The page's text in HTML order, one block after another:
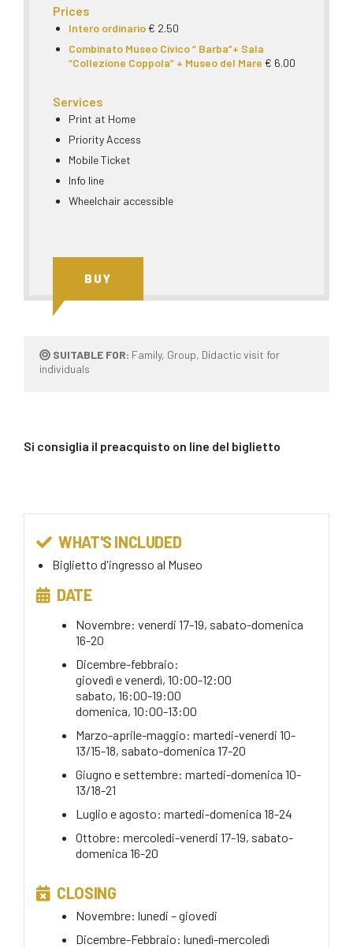
Prices
Intero ordinario€ 2.50
Combinato Museo Civico “ Barba”+ Sala
“Collezione Coppola” + Museo del Mare € 6.00
Services
Print at Home
Priority Access
Mobile Ticket
Info line
Wheelchair accessible
BUY
SUITABLE FOR:
individuals
Si consiglia il preacquisto on line del biglietto
WHAT'S INCLUDED
Biglietto d'ingresso al Museo
DATE
Novembre: venerdi 17-19, sabato-domenica
16-20
Dicembre-febbraio:
giovedì e venerdì, 10:00-12:00
sabato, 16:00-19:00
domenica, 10:00-13:00
Marzo-aprile-maggio: martedi-venerdi 10-
13/15-18, sabato-domenica 17-20
Giugno e settembre: martedi-domenica 10-
13/18-21
Luglio e agosto: martedi-domenica 18-24
Ottobre: mercoledi-venerdi 17-19, sabato-
domenica 16-20
CLOSING
Novembre: lunedi – giovedi
Dicembre-Febbraio: lunedì-mercoledì